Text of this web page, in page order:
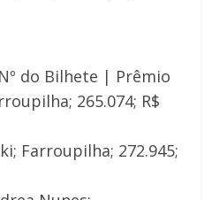
do Bilhete | Prêmio
265.074; R$
Farroupilha; 272.945;